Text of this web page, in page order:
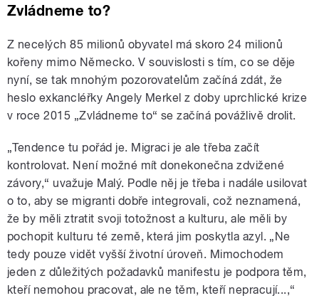
Zvládneme to?
Z necelých 85 milionů obyvatel má skoro 24 milionů
kořeny mimo Německo. V souvislosti s tím, co se děje
nyní, se tak mnohým pozorovatelům začíná zdát, že
heslo exkancléřky Angely Merkel z doby uprchlické krize
v roce 2015 „Zvládneme to“ se začíná povážlivě drolit.
„Tendence tu pořád je. Migraci je ale třeba začít
kontrolovat. Není možné mít donekonečna zdvižené
závory,“ uvažuje Malý. Podle něj je třeba i nadále usilovat
o to, aby se migranti dobře integrovali, což neznamená,
že by měli ztratit svoji totožnost a kulturu, ale měli by
pochopit kulturu té země, která jim poskytla azyl. „Ne
tedy pouze vidět vyšší životní úroveň. Mimochodem
jeden z důležitých požadavků manifestu je podpora těm,
kteří nemohou pracovat, ale ne těm, kteří nepracují...,“